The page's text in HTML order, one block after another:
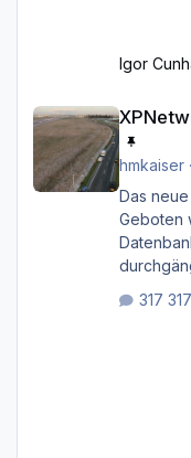
Igor
XPNetwork Europa
hmkaiser·
Das
Geboten